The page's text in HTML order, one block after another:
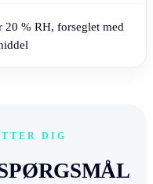
20 % RH, forseglet med
DIG